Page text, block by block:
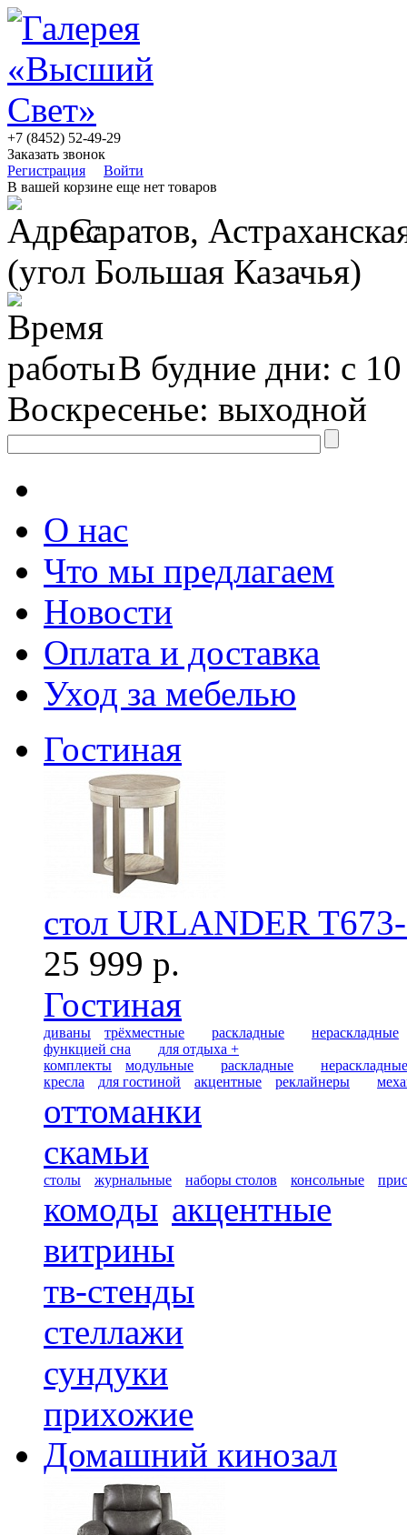
+7 (8452) 52-49-29
Заказать звонок
Регистрация
Войти
В вашей корзине еще нет товаров
Саратов,
(угол Большая Казачья)
В будние дни: с
Воскресенье: выходной
О нас
Что мы предлагаем
Новости
Оплата и доставка
Уход за мебелью
Гостиная
стол URLANDER
25 999 р.
Гостиная
диваны трёхместные раскладные
нераскладные
функцией сна
для отдыха +
комплекты
модульные раскладные
нераскладные
кресла
для гостиной акцентные реклайнеры
оттоманки
скамьи
столы журнальные наборы столов консольные
комоды акцентные
витрины
тв-стенды
стеллажи
сундуки
прихожие
Домашний кинозал